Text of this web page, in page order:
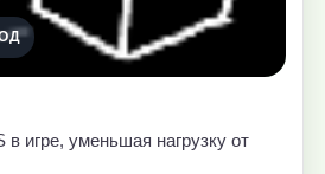
игре, уменьшая нагрузку от